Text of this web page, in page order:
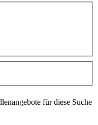
für diese Suche